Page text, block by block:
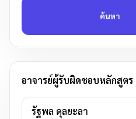
ค้นหา
อาจารย์ผู้รับผิดชอบหลักสูตร
รัฐพล ดุลยะลา